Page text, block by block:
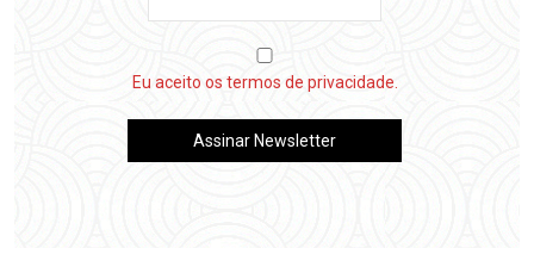
Eu aceito os termos de privacidade.